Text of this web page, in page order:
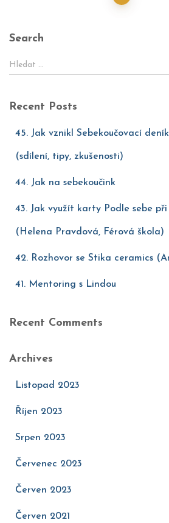
Search
Hledat …
Recent Posts
45. Jak vznikl Sebekoučovací
(sdílení, tipy, zkušenosti)
44. Jak na sebekoučink
43. Jak využít karty Podle sebe
(Helena Pravdová, Férová škola)
42. Rozhovor se Stika ceramics
41. Mentoring s Lindou
Recent Comments
Archives
Listopad 2023
Říjen 2023
Srpen 2023
Červenec 2023
Červen 2023
Červen 2021